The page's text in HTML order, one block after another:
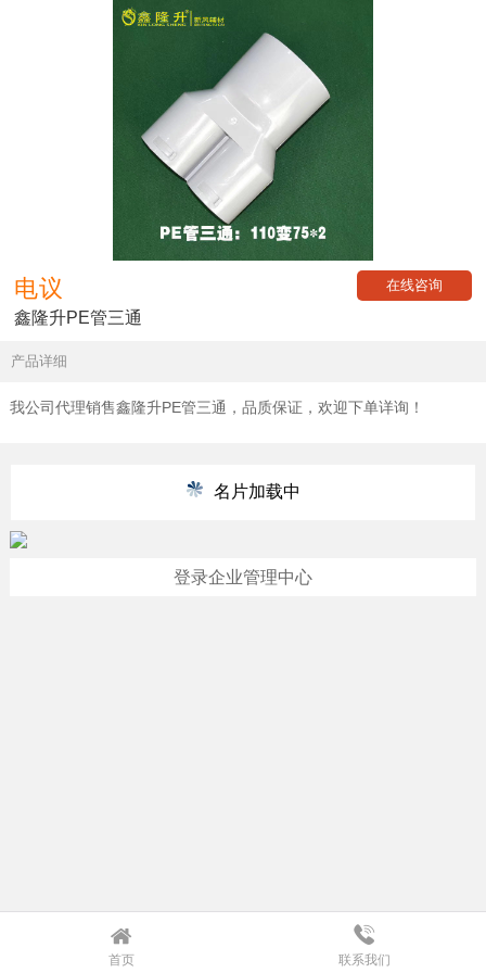
电议 在线咨询
鑫隆升PE管三通
产品详细
我公司代理销售鑫隆升PE管三通，品质保证，欢迎下单详询！
名片加载中
登录企业管理中心
首页 联系我们